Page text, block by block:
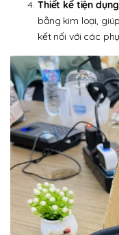
Thiết kế tiện
bằng kim loại,
kết nối với các